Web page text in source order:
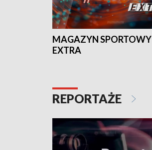
MAGAZYN SPORTOWY
EXTRA
REPORTAŻE